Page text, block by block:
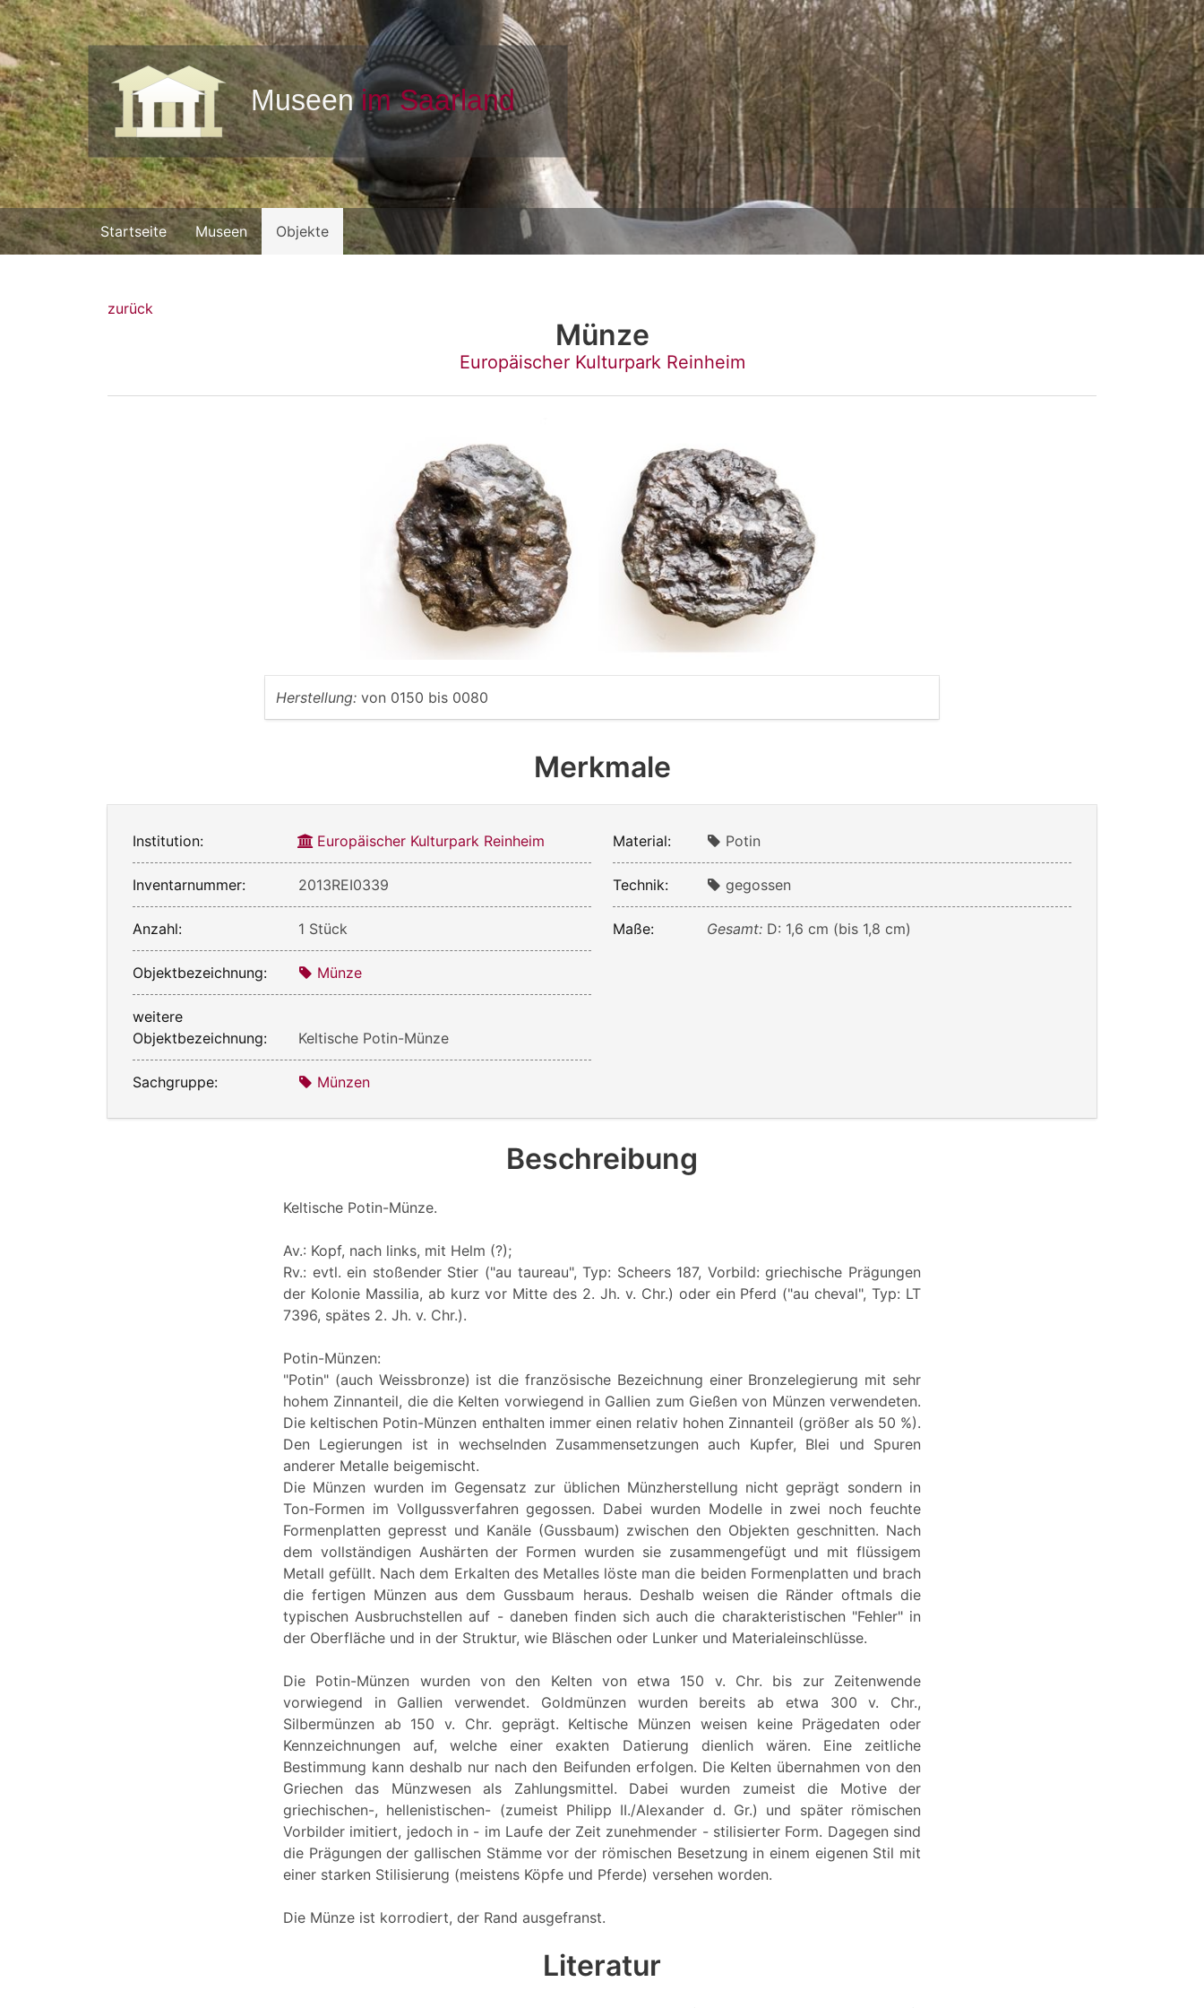
Startseite Museen Objekte
zurück
Münze
Europäischer Kulturpark Reinheim
Herstellung: von 0150 bis 0080
Merkmale
Institution: Europäischer Kulturpark Reinheim
Inventarnummer: 2013REI0339
Anzahl: 1 Stück
Objektbezeichnung: Münze
weitere
Objektbezeichnung:
Keltische Potin-Münze
Sachgruppe: Münzen
Material: Potin
Technik: gegossen
Maße: Gesamt: D: 1,6 cm (bis 1,8 cm)
Beschreibung
Keltische Potin-Münze.
Av.: Kopf, nach links, mit Helm (?);
Rv.: evtl. ein stoßender Stier ("au taureau", Typ: Scheers 187, Vorbild: griechische Prägungen
der Kolonie Massilia, ab kurz vor Mitte des 2. Jh. v. Chr.) oder ein Pferd ("au cheval", Typ: LT
7396, spätes 2. Jh. v. Chr.).
Potin-Münzen:
"Potin" (auch Weissbronze) ist die französische Bezeichnung einer Bronzelegierung mit sehr
hohem Zinnanteil, die die Kelten vorwiegend in Gallien zum Gießen von Münzen verwendeten.
Die keltischen Potin-Münzen enthalten immer einen relativ hohen Zinnanteil (größer als 50 %).
Den Legierungen ist in wechselnden Zusammensetzungen auch Kupfer, Blei und Spuren
anderer Metalle beigemischt.
Die Münzen wurden im Gegensatz zur üblichen Münzherstellung nicht geprägt sondern in
Ton-Formen im Vollgussverfahren gegossen. Dabei wurden Modelle in zwei noch feuchte
Formenplatten gepresst und Kanäle (Gussbaum) zwischen den Objekten geschnitten. Nach
dem vollständigen Aushärten der Formen wurden sie zusammengefügt und mit flüssigem
Metall gefüllt. Nach dem Erkalten des Metalles löste man die beiden Formenplatten und brach
die fertigen Münzen aus dem Gussbaum heraus. Deshalb weisen die Ränder oftmals die
typischen Ausbruchstellen auf - daneben finden sich auch die charakteristischen "Fehler" in
der Oberfläche und in der Struktur, wie Bläschen oder Lunker und Materialeinschlüsse.
Die Potin-Münzen wurden von den Kelten von etwa 150 v. Chr. bis zur Zeitenwende
vorwiegend in Gallien verwendet. Goldmünzen wurden bereits ab etwa 300 v. Chr.,
Silbermünzen ab 150 v. Chr. geprägt. Keltische Münzen weisen keine Prägedaten oder
Kennzeichnungen auf, welche einer exakten Datierung dienlich wären. Eine zeitliche
Bestimmung kann deshalb nur nach den Beifunden erfolgen. Die Kelten übernahmen von den
Griechen das Münzwesen als Zahlungsmittel. Dabei wurden zumeist die Motive der
griechischen-, hellenistischen- (zumeist Philipp II./Alexander d. Gr.) und später römischen
Vorbilder imitiert, jedoch in - im Laufe der Zeit zunehmender - stilisierter Form. Dagegen sind
die Prägungen der gallischen Stämme vor der römischen Besetzung in einem eigenen Stil mit
einer starken Stilisierung (meistens Köpfe und Pferde) versehen worden.
Die Münze ist korrodiert, der Rand ausgefranst.
Literatur